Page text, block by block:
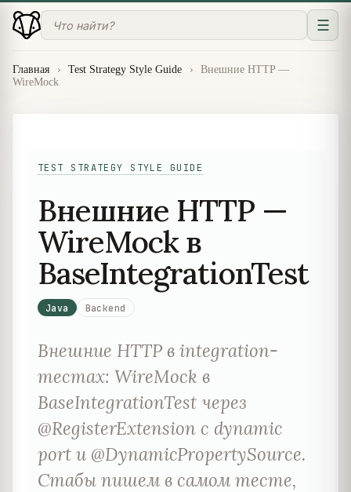
☰
Главная › Test Strategy Style Guide ›
Внешние HTTP —
WireMock
TEST STRATEGY STYLE GUIDE
Внешние HTTP —
WireMock в
BaseIntegrationTest
Java Backend
Внешние HTTP в integration-
тестах: WireMock в
BaseIntegrationTest через
@RegisterExtension с dynamic
port и @DynamicPropertySource.
Стабы пишем в самом тесте,